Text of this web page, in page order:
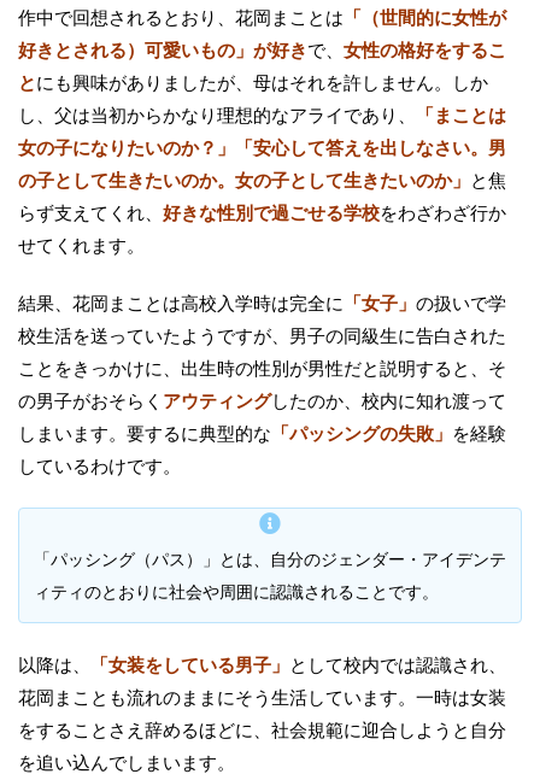
作中で回想されるとおり、花岡まことは 「（世間的に女性が
好きとされる）可愛いもの」が好きで、 女性の格好をするこ
とにも興味がありましたが、母はそれを許しません。しか
し、父は当初からかなり理想的なアライであり、
「まことは
女の子になりたいのか？」「安心して答えを出しなさい。男
の子として生きたいのか。女の子として生きたいのか」 と焦
らず支えてくれ、 好きな性別で過ごせる学校をわざわざ行か
せてくれます。
結果、花岡まことは高校入学時は完全に 「女子」 の扱いで学
校生活を送っていたようですが、男子の同級生に告白された
ことをきっかけに、出生時の性別が男性だと説明すると、そ
の男子がおそらく アウティングしたのか、校内に知れ渡って
しまいます。要するに典型的な 「パッシングの失敗」 を経験
しているわけです。
「パッシング（パス）」とは、自分のジェンダー・アイデンテ
ィティのとおりに社会や周囲に認識されることです。
以降は、 「女装をしている男子」 として校内では認識され、
花岡まことも流れのままにそう生活しています。一時は女装
をすることさえ辞めるほどに、社会規範に迎合しようと自分
を追い込んでしまいます。